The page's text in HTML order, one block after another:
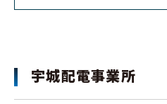
宇城配電事業所